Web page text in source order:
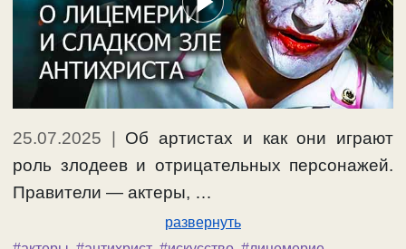
25.07.2025
Об артистах и как они играют
роль злодеев и отрицательных персонажей.
Правители — актеры, …
развернуть